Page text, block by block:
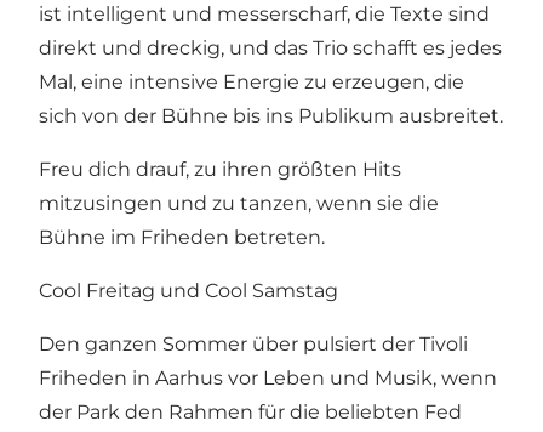
ist intelligent und messerscharf, die Texte sind
direkt und dreckig, und das Trio schafft es jedes
Mal, eine intensive Energie zu erzeugen, die
sich von der Bühne bis ins Publikum ausbreitet.
Freu dich drauf, zu ihren größten Hits
mitzusingen und zu tanzen, wenn sie die
Bühne im Friheden betreten.
Cool Freitag und Cool Samstag
Den ganzen Sommer über pulsiert der Tivoli
Friheden in Aarhus vor Leben und Musik, wenn
der Park den Rahmen für die beliebten Fed